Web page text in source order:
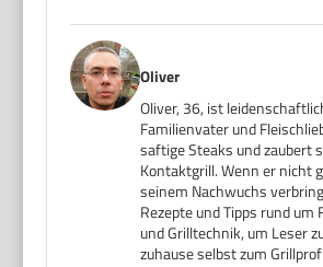
Oliver
Oliver, 36, ist
Familienvater und
saftige Steaks und zaubert
Kontaktgrill. Wenn er nicht
seinem Nachwuchs
Rezepte und Tipps rund um
und Grilltechnik, um Leser
zuhause selbst zum